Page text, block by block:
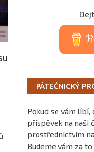
PÁTEČNICKÝ
Pokud se vám líbí,
příspěvek na naši
prostřednictvím
Budeme vám za